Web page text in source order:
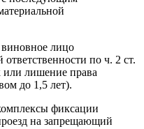
лицо
по ч. 2 ст.
лишение права
до 1,5 лет).
фиксации
на запрещающий